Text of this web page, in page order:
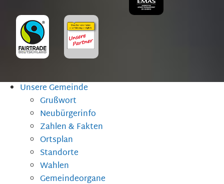
Unsere Gemeinde
Grußwort
Neubürgerinfo
Zahlen & Fakten
Ortsplan
Standorte
Wahlen
Gemeindeorgane